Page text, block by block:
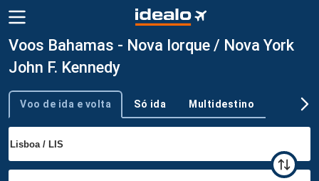
Voos Bahamas - Nova Iorque / Nova York
John F. Kennedy
Tipo de viagem
Voo de ida e volta Só ida Multidestino